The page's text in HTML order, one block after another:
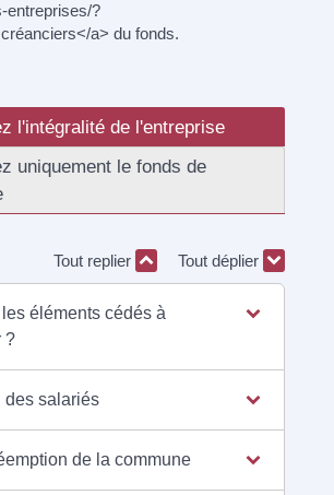
entreprises/?
a> du fonds.
l'intégralité de l'entreprise
uniquement le fonds de
Tout replier Tout déplier
éléments cédés à
?
des salariés
de la commune